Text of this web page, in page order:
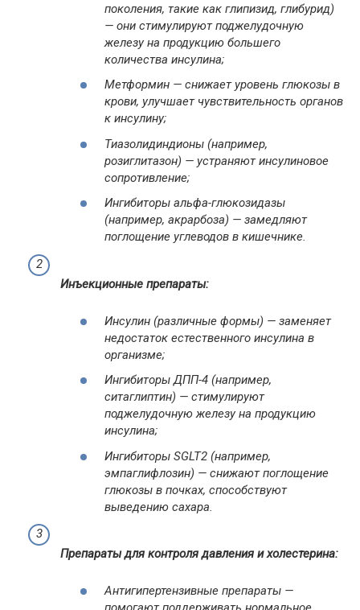
поколения, такие как глипизид, глибурид)
— они стимулируют поджелудочную
железу на продукцию большего
количества инсулина;
Метформин — снижает уровень глюкозы в
крови, улучшает чувствительность органов
к инсулину;
Тиазолидиндионы (например,
розиглитазон) — устраняют инсулиновое
сопротивление;
Ингибиторы альфа-глюкозидазы
(например, акрарбоза) — замедляют
поглощение углеводов в кишечнике.
Инъекционные препараты:
Инсулин (различные формы) — заменяет
недостаток естественного инсулина в
организме;
Ингибиторы ДПП-4 (например,
ситаглиптин) — стимулируют
поджелудочную железу на продукцию
инсулина;
Ингибиторы SGLT2 (например,
эмпаглифлозин) — снижают поглощение
глюкозы в почках, способствуют
выведению сахара.
Препараты для контроля давления и холестерина:
Антигипертензивные препараты —